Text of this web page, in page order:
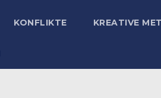
KONFLIKTE KREATIVE